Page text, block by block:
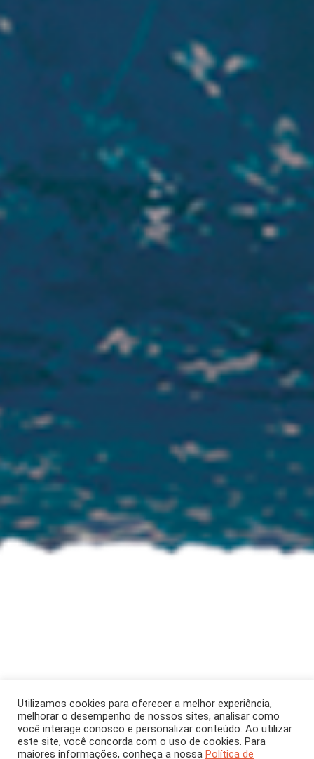
Ecoansiedade como
Utilizamos cookies para oferecer a melhor experiência,
melhorar o desempenho de nossos sites, analisar como
você interage conosco e personalizar conteúdo. Ao utilizar
este site, você concorda com o uso de cookies. Para
maiores informações, conheça a nossa Política de